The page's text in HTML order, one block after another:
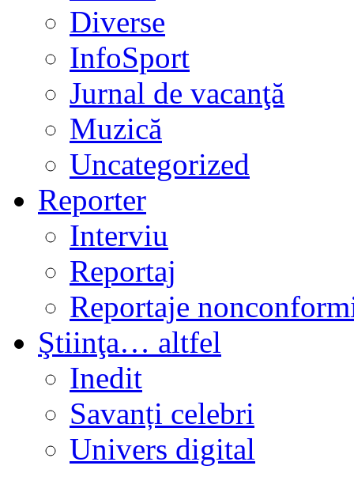
Diverse
InfoSport
Jurnal de vacanţă
Muzică
Uncategorized
Reporter
Interviu
Reportaj
Reportaje
Ştiinţa… altfel
Inedit
Savanți celebri
Univers digital